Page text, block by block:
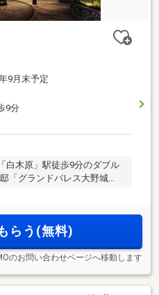
9月末予定
9分
白木原」駅徒歩9分のダブル
「グランドパレス大野城
らう(無料)
のお問い合わせページへ移動します